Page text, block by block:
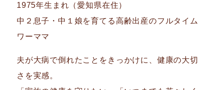
1975年生まれ（愛知県在住）
中２息子・中１娘を育てる高齢出産のフルタイム
ワーママ
夫が大病で倒れたことをきっかけに、健康の大切
さを実感。